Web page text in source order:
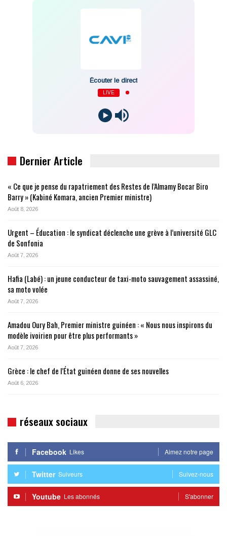
Écouter le direct
LIVE
Dernier Article
« Ce que je pense du rapatriement des Restes de l’Almamy Bocar Biro
Barry » (Kabiné Komara, ancien Premier ministre)
Août 8, 2026
Urgent – Éducation : le syndicat déclenche une grève à l’université GLC
de Sonfonia
Août 7, 2026
Hafia (Labé) : un jeune conducteur de taxi-moto sauvagement assassiné,
sa moto volée
Août 7, 2026
Amadou Oury Bah, Premier ministre guinéen : « Nous nous inspirons du
modèle ivoirien pour être plus performants »
Août 7, 2026
Grèce : le chef de l’État guinéen donne de ses nouvelles
Août 6, 2026
réseaux sociaux
Facebook Likes Aimez notre page
Twitter Suiveurs Suivez-nous
Youtube Les abonnés S'abonner